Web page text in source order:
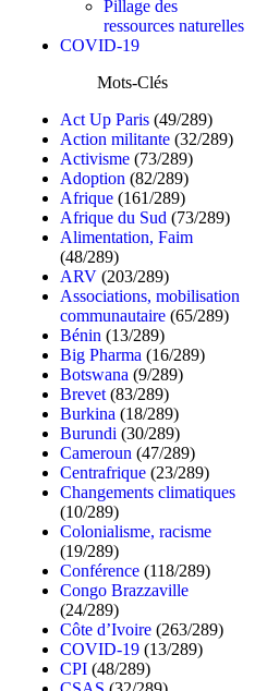
Pillage des
ressources naturelles
COVID-19
Mots-Clés
Act Up Paris (49/289)
Action militante (32/289)
Activisme (73/289)
Adoption (82/289)
Afrique (161/289)
Afrique du Sud (73/289)
Alimentation, Faim
(48/289)
ARV (203/289)
Associations, mobilisation
communautaire (65/289)
Bénin (13/289)
Big Pharma (16/289)
Botswana (9/289)
Brevet (83/289)
Burkina (18/289)
Burundi (30/289)
Cameroun (47/289)
Centrafrique (23/289)
Changements climatiques
(10/289)
Colonialisme, racisme
(19/289)
Conférence (118/289)
Congo Brazzaville
(24/289)
Côte d’Ivoire (263/289)
COVID-19 (13/289)
CPI (48/289)